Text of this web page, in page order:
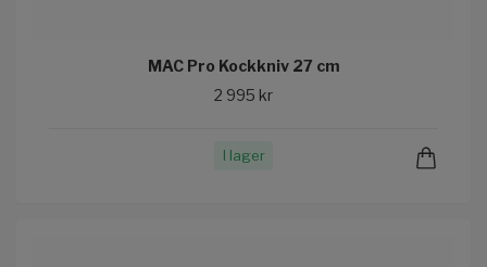
MAC Pro Kockkniv 27 cm
2 995 kr
I lager